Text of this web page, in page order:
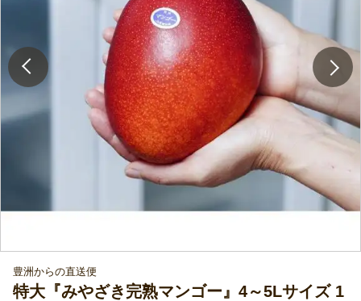
豊洲からの直送便
特大『みやざき完熟マンゴー』4～5Lサイズ 1